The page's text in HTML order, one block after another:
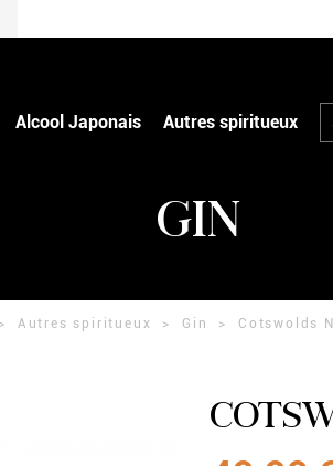
Alcool Japonais Autres spiritueux
GIN
Autres spiritueux Gin Cotswolds